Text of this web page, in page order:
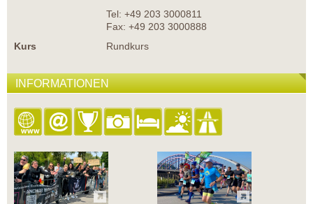
Tel: +49 203 3000811
Fax: +49 203 3000888
Kurs
Rundkurs
INFORMATIONEN